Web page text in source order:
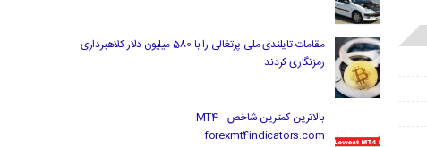
مقامات تایلندی ملی پرتغالی را با 580 میلیون دلار کلاهبرداری
رمزنگاری کردند
بالاترین کمترین شاخص MT4 –
forexmt4indicators.com